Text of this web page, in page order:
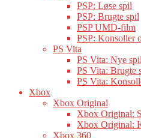
PSP: Løse spil
PSP: Brugte spil
PSP UMD-film
PSP: Konsoller
PS Vita
PS Vita: Nye spil
PS Vita: Brugte
PS Vita:
Xbox
Xbox Original
Xbox Original:
Xbox Original:
Xbox 360